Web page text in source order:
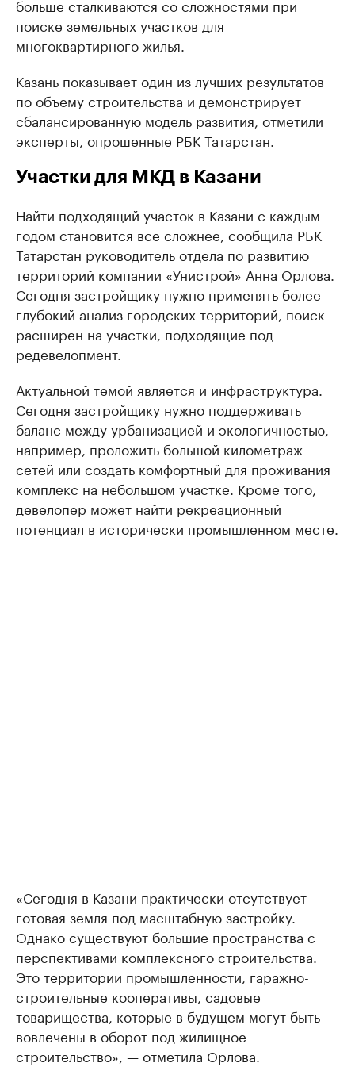
больше сталкиваются со сложностями при
поиске земельных участков для
многоквартирного жилья.
Казань показывает один из лучших результатов
по объему строительства и демонстрирует
сбалансированную модель развития, отметили
эксперты, опрошенные РБК Татарстан.
Участки для МКД в Казани
Найти подходящий участок в Казани с каждым
годом становится все сложнее, сообщила РБК
Татарстан руководитель отдела по развитию
территорий компании «Унистрой» Анна Орлова.
Сегодня застройщику нужно применять более
глубокий анализ городских территорий, поиск
расширен на участки, подходящие под
редевелопмент.
Актуальной темой является и инфраструктура.
Сегодня застройщику нужно поддерживать
баланс между урбанизацией и экологичностью,
например, проложить большой километраж
сетей или создать комфортный для проживания
комплекс на небольшом участке. Кроме того,
девелопер может найти рекреационный
потенциал в исторически промышленном месте.
«Сегодня в Казани практически отсутствует
готовая земля под масштабную застройку.
Однако существуют большие пространства с
перспективами комплексного строительства.
Это территории промышленности, гаражно-
строительные кооперативы, садовые
товарищества, которые в будущем могут быть
вовлечены в оборот под жилищное
строительство», — отметила Орлова.